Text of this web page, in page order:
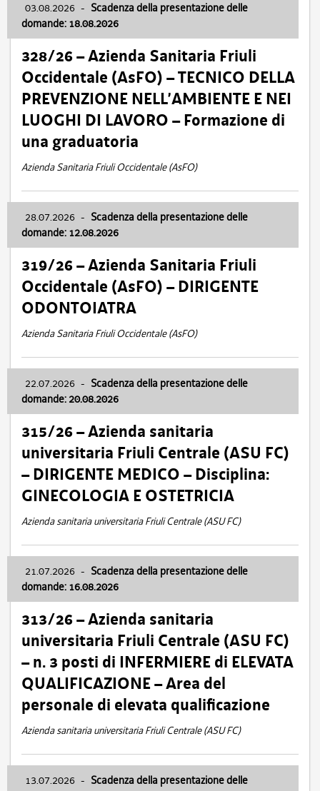
03.08.2026 - Scadenza della presentazione delle
domande: 18.08.2026
328/26 – Azienda Sanitaria Friuli
Occidentale (AsFO) – TECNICO DELLA
PREVENZIONE NELL’AMBIENTE E NEI
LUOGHI DI LAVORO – Formazione di
una graduatoria
Azienda Sanitaria Friuli Occidentale (AsFO)
28.07.2026 - Scadenza della presentazione delle
domande: 12.08.2026
319/26 – Azienda Sanitaria Friuli
Occidentale (AsFO) – DIRIGENTE
ODONTOIATRA
Azienda Sanitaria Friuli Occidentale (AsFO)
22.07.2026 - Scadenza della presentazione delle
domande: 20.08.2026
315/26 – Azienda sanitaria
universitaria Friuli Centrale (ASU FC)
– DIRIGENTE MEDICO – Disciplina:
GINECOLOGIA E OSTETRICIA
Azienda sanitaria universitaria Friuli Centrale (ASU FC)
21.07.2026 - Scadenza della presentazione delle
domande: 16.08.2026
313/26 – Azienda sanitaria
universitaria Friuli Centrale (ASU FC)
– n. 3 posti di INFERMIERE di ELEVATA
QUALIFICAZIONE – Area del
personale di elevata qualificazione
Azienda sanitaria universitaria Friuli Centrale (ASU FC)
13.07.2026 - Scadenza della presentazione delle